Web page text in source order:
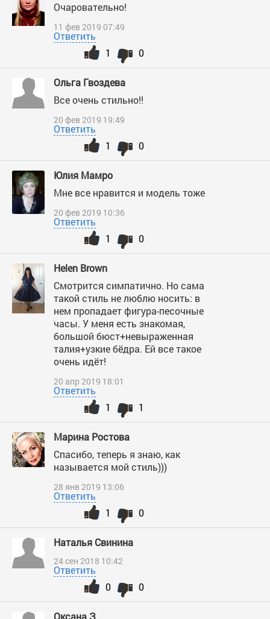
Очаровательно!
11 фев 2019 07:49
Ответить
0
1
Ольга Гвоздева
Все очень стильно!!
20 фев 2019 19:49
Ответить
0
1
Юлия Мамро
Мне все нравится и модель тоже
20 фев 2019 10:36
Ответить
0
1
Helen Brown
Смотрится симпатично. Но сама
такой стиль не люблю носить: в
нем пропадает фигура-песочные
часы. У меня есть знакомая,
большой бюст+невыраженная
талия+узкие бёдра. Ей все такое
очень идёт!
20 апр 2019 18:01
Ответить
1
1
Марина Ростова
Спасибо, теперь я знаю, как
называется мой стиль)))
28 янв 2019 13:06
Ответить
0
1
Наталья Свинина
24 сен 2018 10:42
Ответить
0
0
Оксана З